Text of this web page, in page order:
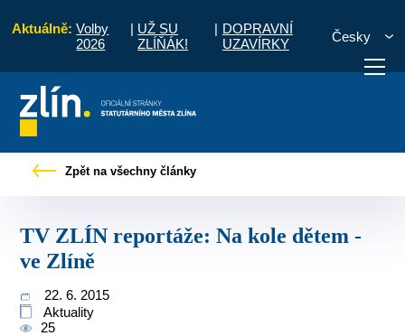
Aktuálně: Volby
2026
| UŽ SU
ZLÍŇÁK!
| DOPRAVNÍ
UZAVÍRKY
Česky
vyřídit Potřebuji zaplatit
Zpět na všechny články
TV ZLÍN reportáže: Na kole dětem -
ve Zlíně
22. 6. 2015
Aktuality
25